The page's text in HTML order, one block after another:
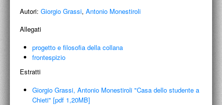
Autori: Giorgio Grassi, Antonio Monestiroli
Allegati
progetto e filosofia della collana
frontespizio
Estratti
Giorgio Grassi, Antonio Monestiroli "Casa dello studente a
Chieti" [pdf 1,20MB]